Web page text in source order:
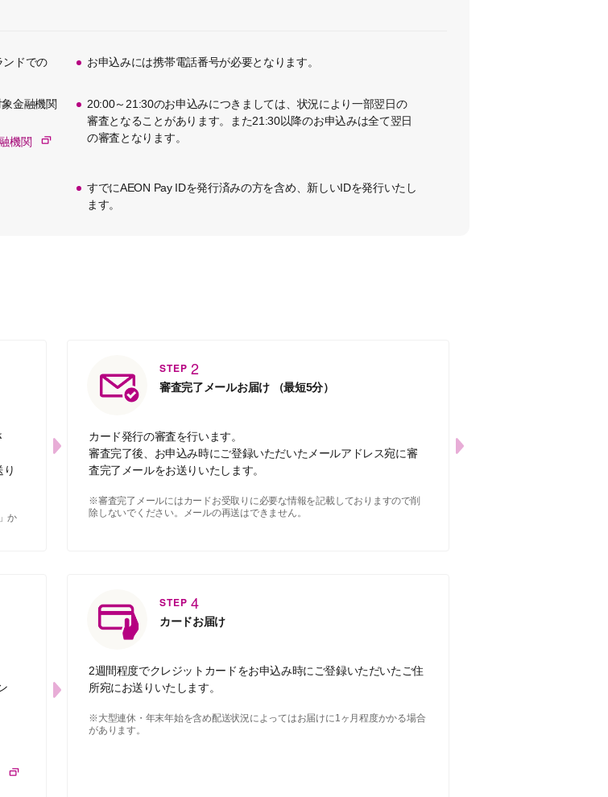
ンドでの
お申込みには携帯電話番号が必要となります。
金融機関
機関
20:00～21:30のお申込みにつきましては、状況により一部翌日の
審査となることがあります。また21:30以降のお申込みは全て翌日
の審査となります。
すでにAEON Pay IDを発行済みの方を含め、新しいIDを発行いたし
ます。
か
STEP 2
審査完了メールお届け （最短5分）
カード発行の審査を行います。
審査完了後、お申込み時にご登録いただいたメールアドレス宛に審
査完了メールをお送りいたします。
※審査完了メールにはカードお受取りに必要な情報を記載しておりますので削
除しないでください。メールの再送はできません。
STEP 4
カードお届け
2週間程度でクレジットカードをお申込み時にご登録いただいたご住
所宛にお送りいたします。
※大型連休・年末年始を含め配送状況によってはお届けに1ヶ月程度かかる場合
があります。